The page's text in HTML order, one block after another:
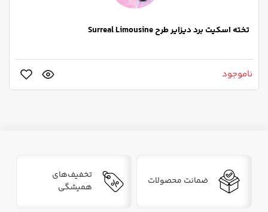
تخته اسکیت برد دیزایر طرح Surreal Limousine
ناموجود
ضمانت محصولات
تخفیف‌های
همیشگی